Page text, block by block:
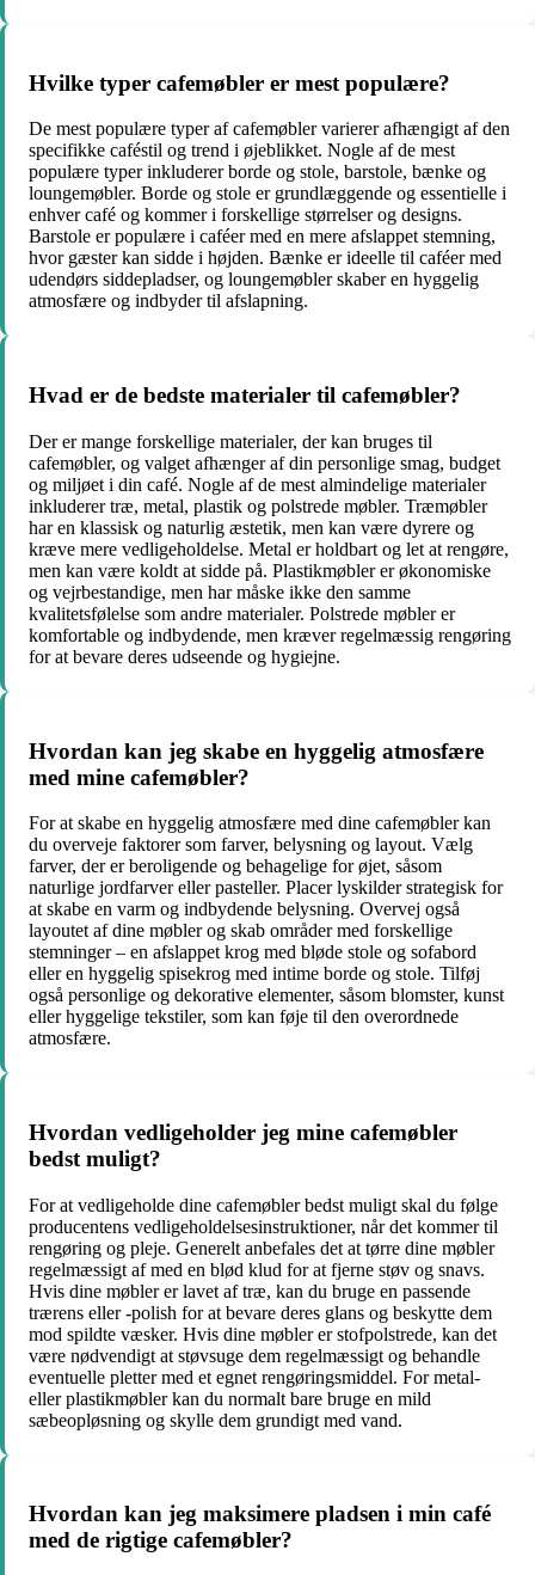
Hvilke typer cafemøbler er mest populære?
De mest populære typer af cafemøbler varierer afhængigt af den
specifikke caféstil og trend i øjeblikket. Nogle af de mest
populære typer inkluderer borde og stole, barstole, bænke og
loungemøbler. Borde og stole er grundlæggende og essentielle i
enhver café og kommer i forskellige størrelser og designs.
Barstole er populære i caféer med en mere afslappet stemning,
hvor gæster kan sidde i højden. Bænke er ideelle til caféer med
udendørs siddepladser, og loungemøbler skaber en hyggelig
atmosfære og indbyder til afslapning.
Hvad er de bedste materialer til cafemøbler?
Der er mange forskellige materialer, der kan bruges til
cafemøbler, og valget afhænger af din personlige smag, budget
og miljøet i din café. Nogle af de mest almindelige materialer
inkluderer træ, metal, plastik og polstrede møbler. Træmøbler
har en klassisk og naturlig æstetik, men kan være dyrere og
kræve mere vedligeholdelse. Metal er holdbart og let at rengøre,
men kan være koldt at sidde på. Plastikmøbler er økonomiske
og vejrbestandige, men har måske ikke den samme
kvalitetsfølelse som andre materialer. Polstrede møbler er
komfortable og indbydende, men kræver regelmæssig rengøring
for at bevare deres udseende og hygiejne.
Hvordan kan jeg skabe en hyggelig atmosfære
med mine cafemøbler?
For at skabe en hyggelig atmosfære med dine cafemøbler kan
du overveje faktorer som farver, belysning og layout. Vælg
farver, der er beroligende og behagelige for øjet, såsom
naturlige jordfarver eller pasteller. Placer lyskilder strategisk for
at skabe en varm og indbydende belysning. Overvej også
layoutet af dine møbler og skab områder med forskellige
stemninger – en afslappet krog med bløde stole og sofabord
eller en hyggelig spisekrog med intime borde og stole. Tilføj
også personlige og dekorative elementer, såsom blomster, kunst
eller hyggelige tekstiler, som kan føje til den overordnede
atmosfære.
Hvordan vedligeholder jeg mine cafemøbler
bedst muligt?
For at vedligeholde dine cafemøbler bedst muligt skal du følge
producentens vedligeholdelsesinstruktioner, når det kommer til
rengøring og pleje. Generelt anbefales det at tørre dine møbler
regelmæssigt af med en blød klud for at fjerne støv og snavs.
Hvis dine møbler er lavet af træ, kan du bruge en passende
trærens eller -polish for at bevare deres glans og beskytte dem
mod spildte væsker. Hvis dine møbler er stofpolstrede, kan det
være nødvendigt at støvsuge dem regelmæssigt og behandle
eventuelle pletter med et egnet rengøringsmiddel. For metal-
eller plastikmøbler kan du normalt bare bruge en mild
sæbeopløsning og skylle dem grundigt med vand.
Hvordan kan jeg maksimere pladsen i min café
med de rigtige cafemøbler?